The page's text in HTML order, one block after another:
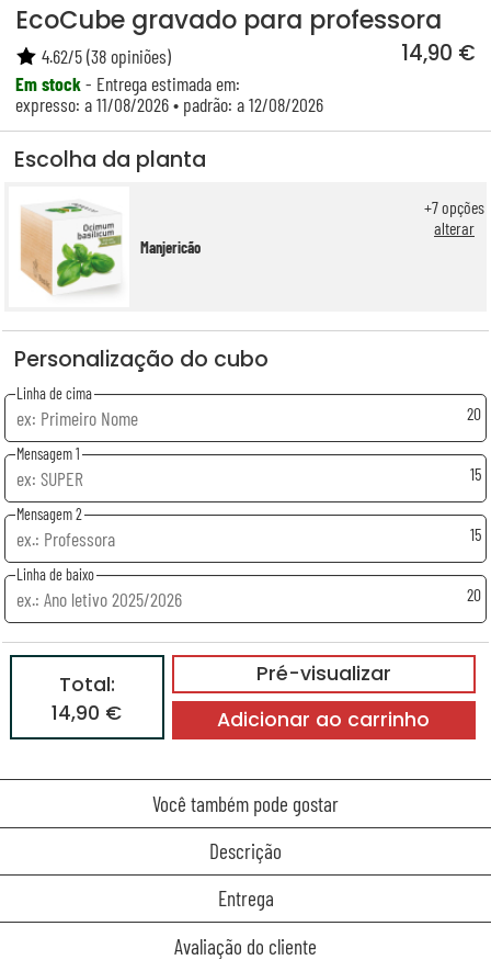
EcoCube gravado para professora
14,90 €
Em stock- Entrega estimada em:
expresso: a 11/08/2026 • padrão: a 12/08/2026
4.62/5(38opiniões)
Escolha da planta
Manjericão
+7opções
alterar
Personalização do cubo
Linha de cima
20
Mensagem 1
15
Mensagem 2
15
Linha de baixo
20
Pré-visualizar
Total:
14,90 €
Adicionar ao carrinho
Você também pode gostar
Descrição
Entrega
Avaliação do cliente